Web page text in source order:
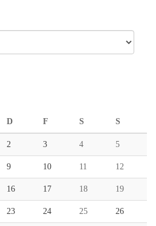
D F S S
2 3 4 5
9 10 11 12
16 17 18 19
23 24 25 26